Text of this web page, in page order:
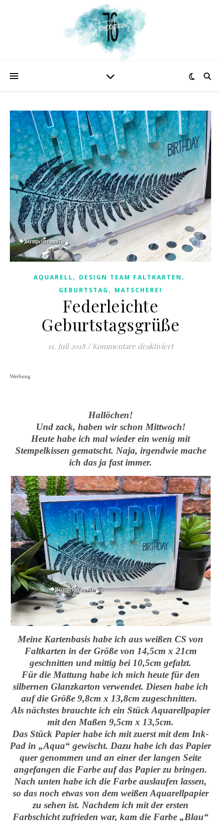
AQUARELL, DESIGN TEAM FALTKARTEN ,
GEBURTSTAG , MATSCHEREI
Federleichte
Geburtstagsgrüße
11. Juli 2018 / Kommentare deaktiviertfür
Werbung
Hallöchen!
Und zack, haben wir schon Mittwoch!
Heute habe ich mal wieder ein wenig mit
Stempelkissen gematscht. Naja, irgendwie mache
ich das ja fast immer.
Meine Kartenbasis habe ich aus weißen CS von
Faltkarten in der Größe von 14,5cm x 21cm
geschnitten und mittig bei 10,5cm gefalzt.
Für die Mattung habe ich mich heute für den
silbernen Glanzkarton verwendet. Diesen habe ich
auf die Größe 9,8cm x 13,8cm zugeschnitten.
Als nächstes brauchte ich ein Stück Aquarellpapier
mit den Maßen 9,5cm x 13,5cm.
Das Stück Papier habe ich mit zuerst mit dem Ink-
Pad in „Aqua“ gewischt. Dazu habe ich das Papier
quer genommen und an einer der langen Seite
angefangen die Farbe auf das Papier zu bringen.
Nach unten habe ich die Farbe auslaufen lassen,
so das noch etwas von dem weißen Aquarellpapier
zu sehen ist. Nachdem ich mit der ersten
Farbschicht zufrieden war, kam die Farbe „Blau“